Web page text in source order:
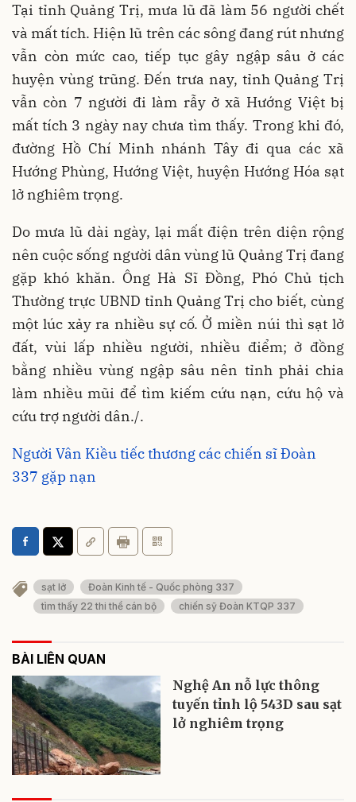
Tại tỉnh Quảng Trị, mưa lũ đã làm 56 người chết
và mất tích. Hiện lũ trên các sông đang rút nhưng
vẫn còn mức cao, tiếp tục gây ngập sâu ở các
huyện vùng trũng. Đến trưa nay, tỉnh Quảng Trị
vẫn còn 7 người đi làm rẫy ở xã Hướng Việt bị
mất tích 3 ngày nay chưa tìm thấy. Trong khi đó,
đường Hồ Chí Minh nhánh Tây đi qua các xã
Hướng Phùng, Hướng Việt, huyện Hướng Hóa sạt
lở nghiêm trọng.
Do mưa lũ dài ngày, lại mất điện trên diện rộng
nên cuộc sống người dân vùng lũ Quảng Trị đang
gặp khó khăn. Ông Hà Sĩ Đồng, Phó Chủ tịch
Thường trực UBND tỉnh Quảng Trị cho biết, cùng
một lúc xảy ra nhiều sự cố. Ở miền núi thì sạt lở
đất, vùi lấp nhiều người, nhiều điểm; ở đồng
bằng nhiều vùng ngập sâu nên tỉnh phải chia
làm nhiều mũi để tìm kiếm cứu nạn, cứu hộ và
cứu trợ người dân./.
Người Vân Kiều tiếc thương các chiến sĩ Đoàn
337 gặp nạn
sạt lở
Đoàn Kinh tế - Quốc phòng 337
tìm thấy 22 thi thể cán bộ
chiến sỹ Đoàn KTQP 337
BÀI LIÊN QUAN
Nghệ An nỗ lực thông
tuyến tỉnh lộ 543D sau sạt
lở nghiêm trọng